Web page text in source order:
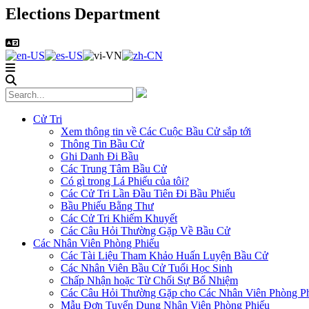
Elections Department
Cử Tri
Xem thông tin về Các Cuộc Bầu Cử sắp tới
Thông Tin Bầu Cử
Ghi Danh Đi Bầu
Các Trung Tâm Bầu Cử
Có gì trong Lá Phiếu của tôi?
Các Cử Tri Lần Đầu Tiên Đi Bầu Phiếu
Bầu Phiếu Bằng Thư
Các Cử Tri Khiếm Khuyết
Các Câu Hỏi Thường Gặp Về Bầu Cử
Các Nhân Viên Phòng Phiếu
Các Tài Liệu Tham Khảo Huấn Luyện Bầu Cử
Các Nhân Viên Bầu Cử Tuổi Học Sinh
Chấp Nhận hoặc Từ Chối Sự Bổ Nhiệm
Các Câu Hỏi Thường Gặp cho Các Nhân Viên Phòng
Mẫu Đơn Tuyển Dụng Nhân Viên Phòng Phiếu